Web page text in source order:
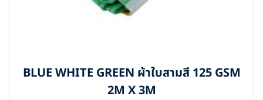
BLUE WHITE GREEN ผ้าใบสามสี 125 GSM
2M X 3M